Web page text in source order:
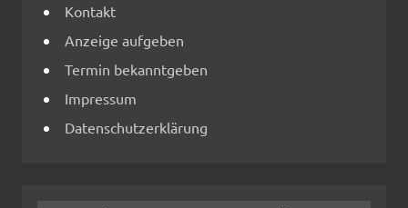
Kontakt
Anzeige aufgeben
Termin bekanntgeben
Impressum
Datenschutzerklärung